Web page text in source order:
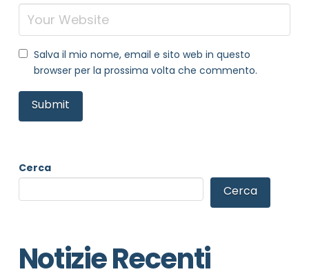
Salva il mio nome, email e sito web in questo
browser per la prossima volta che commento.
Cerca
Cerca
Notizie Recenti